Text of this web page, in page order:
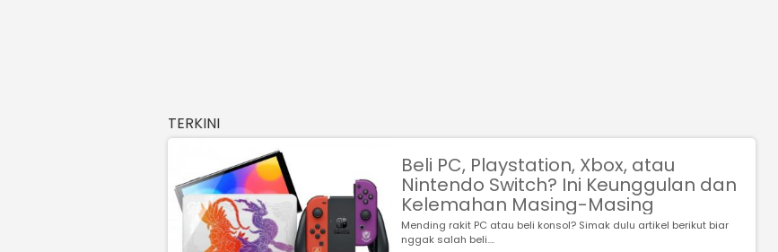
TERKINI
Beli PC, Playstation, Xbox, atau
Nintendo Switch? Ini Keunggulan dan
Kelemahan Masing-Masing
Mending rakit PC atau beli konsol? Simak dulu artikel berikut biar
nggak salah beli....